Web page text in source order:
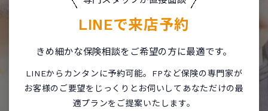
LINEで来店予約
きめ細かな保険相談をご希望の方に最適です。
LINEからカンタンに予約可能。FPなど保険の専門家が
お客様のご要望をじっくりとお伺いしてあなただけの最
適プランをご提案いたします。